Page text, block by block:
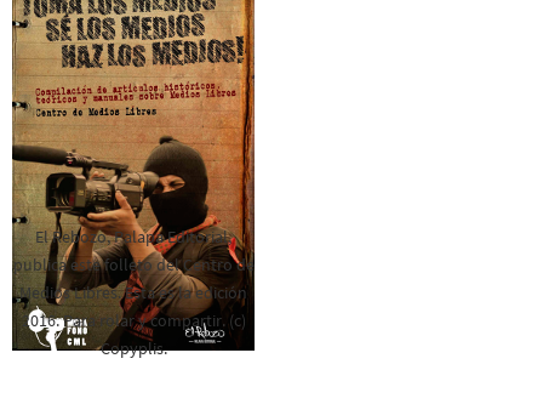
El Rebozo, Palapa Editorial,
publica este folleto del Centro de
Medios Libres. Esta es la edición
2016. Para rolar y compartir. (c)
Copyplis.